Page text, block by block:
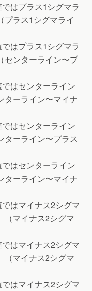
はプラス1シグマラ
プラス1シグマライ
はプラス1シグマラ
センターライン〜プ
はセンターライン
ターライン〜マイナ
はセンターライン
ターライン〜プラス
はセンターライン
ターライン〜マイナ
はマイナス2シグマ
（マイナス2シグマ
はマイナス2シグマ
（マイナス2シグマ
はマイナス2シグマ